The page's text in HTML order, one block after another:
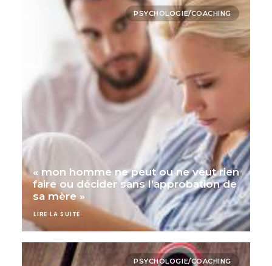
PSYCHOLOGIE/COACHING
« mon homme ne peut ou ne veut rien
faire ou décider sans l’approbation de
sa mère »
LIRE LA SUITE
PSYCHOLOGIE/COACHING